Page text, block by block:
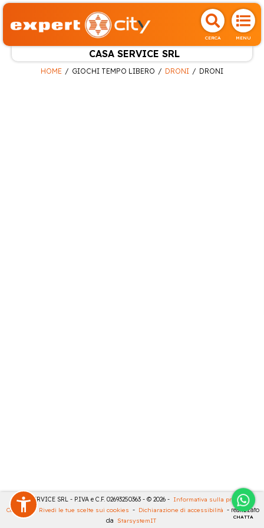
CERCA MENU
CASA SERVICE SRL
CHATTA
HOME GIOCHI TEMPO LIBERO DRONI DRONI
CASA SERVICE SRL - P.IVA e C.F. 02693250363 - © 2026 - Informativa sulla privacy -
Cookies
- Rivedi le tue scelte sui cookies - Dichiarazione di accessibilità - realizzato
da StarsystemIT